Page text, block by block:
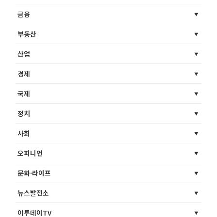
금융
부동산
산업
경제
국제
정치
사회
오피니언
문화·라이프
뉴스발전소
이투데이TV